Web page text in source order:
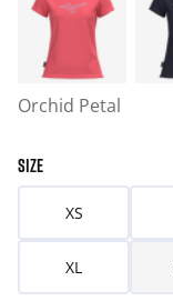
Orchid Petal
SIZE
XS
XL